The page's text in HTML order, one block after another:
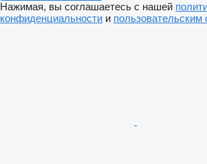
Нажимая, вы соглашаетесь с нашей
конфиденциальности и